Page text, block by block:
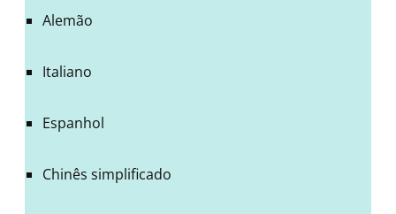
Alemão
Italiano
Espanhol
Chinês simplificado